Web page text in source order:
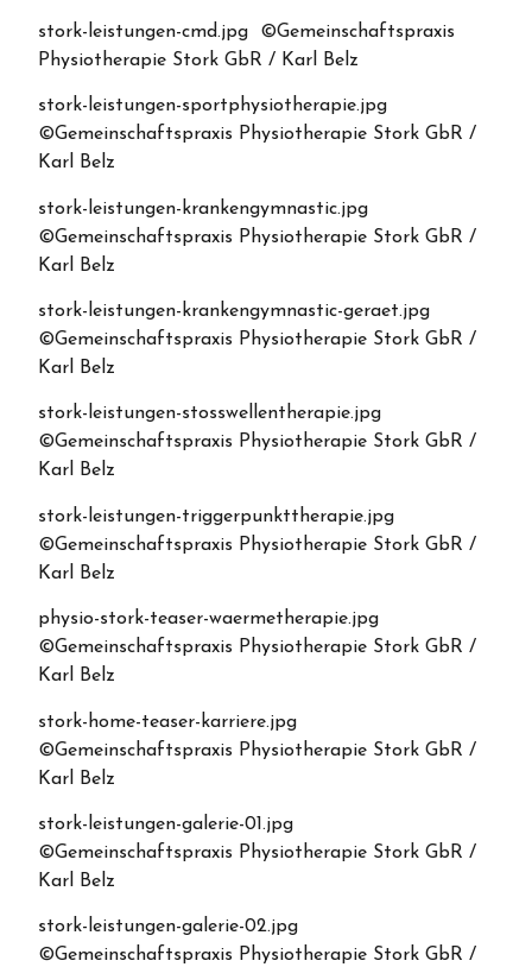
stork-leistungen-cmd.jpg ©Gemeinschaftspraxis
Physiotherapie Stork GbR / Karl Belz
stork-leistungen-sportphysiotherapie.jpg
©Gemeinschaftspraxis Physiotherapie Stork GbR /
Karl Belz
stork-leistungen-krankengymnastic.jpg
©Gemeinschaftspraxis Physiotherapie Stork GbR /
Karl Belz
stork-leistungen-krankengymnastic-geraet.jpg
©Gemeinschaftspraxis Physiotherapie Stork GbR /
Karl Belz
stork-leistungen-stosswellentherapie.jpg
©Gemeinschaftspraxis Physiotherapie Stork GbR /
Karl Belz
stork-leistungen-triggerpunkttherapie.jpg
©Gemeinschaftspraxis Physiotherapie Stork GbR /
Karl Belz
physio-stork-teaser-waermetherapie.jpg
©Gemeinschaftspraxis Physiotherapie Stork GbR /
Karl Belz
stork-home-teaser-karriere.jpg
©Gemeinschaftspraxis Physiotherapie Stork GbR /
Karl Belz
stork-leistungen-galerie-01.jpg
©Gemeinschaftspraxis Physiotherapie Stork GbR /
Karl Belz
stork-leistungen-galerie-02.jpg
©Gemeinschaftspraxis Physiotherapie Stork GbR /